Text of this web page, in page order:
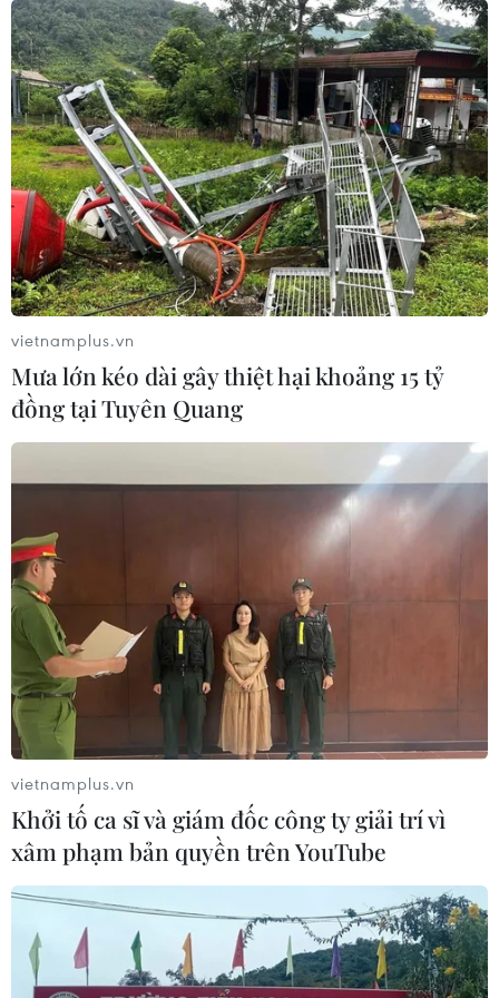
TIN LIÊN QUAN
Các trạm dừng nghỉ trên tuyến cao tốc
Bắc-Nam vẫn còn vướng mặt bằng
15/03/2025 11:54
Các dự án trạm dừng nghỉ dọc tuyến đường bộ cao tốc
Bắc-Nam phía Đông hiện nay chưa đáp ứng yêu cầu do
vướng mắc trong công tác giải phóng mặt bằng.
vietnamplus.vn
Mưa lớn kéo dài gây thiệt hại khoảng 15 tỷ
đồng tại Tuyên Quang
vietnamplus.vn
Khởi tố ca sĩ và giám đốc công ty giải trí vì
xâm phạm bản quyền trên YouTube